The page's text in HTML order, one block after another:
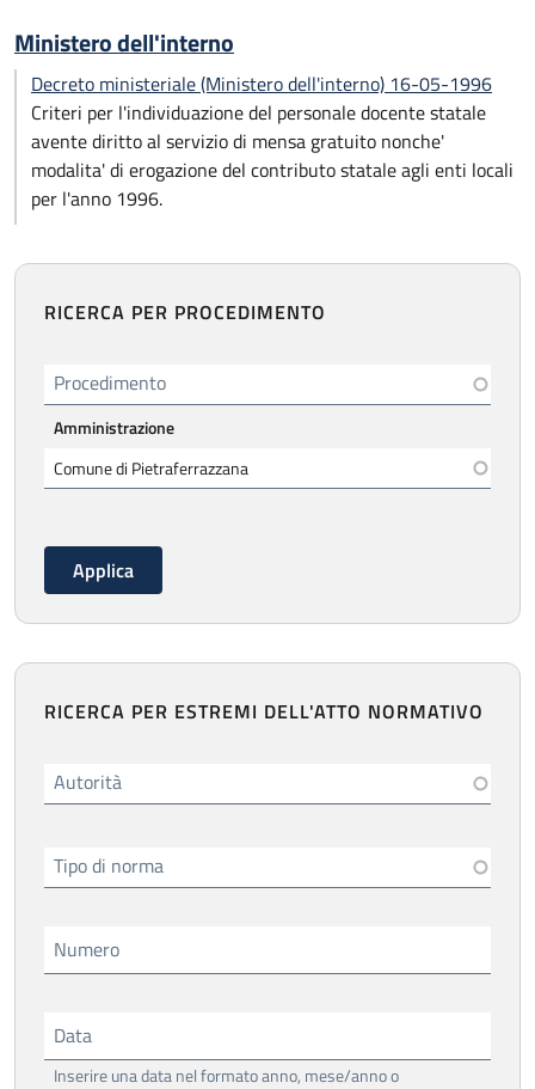
Ministero dell'interno
Decreto ministeriale (Ministero dell'interno) 16-05-1996
Criteri per l'individuazione del personale docente statale
avente diritto al servizio di mensa gratuito nonche'
modalita' di erogazione del contributo statale agli enti locali
per l'anno 1996.
RICERCA PER PROCEDIMENTO
Procedimento
Amministrazione
RICERCA PER ESTREMI DELL'ATTO NORMATIVO
Autorità
Tipo di norma
Numero
Data
Inserire una data nel formato anno, mese/anno o